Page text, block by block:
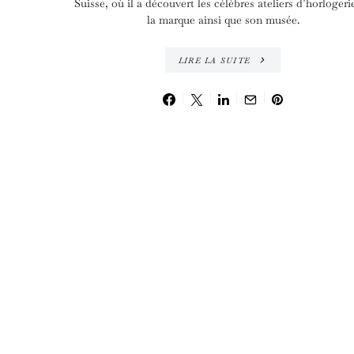
Suisse, où il a découvert les célèbres ateliers
la marque ainsi que son musée.
LIRE LA SUITE